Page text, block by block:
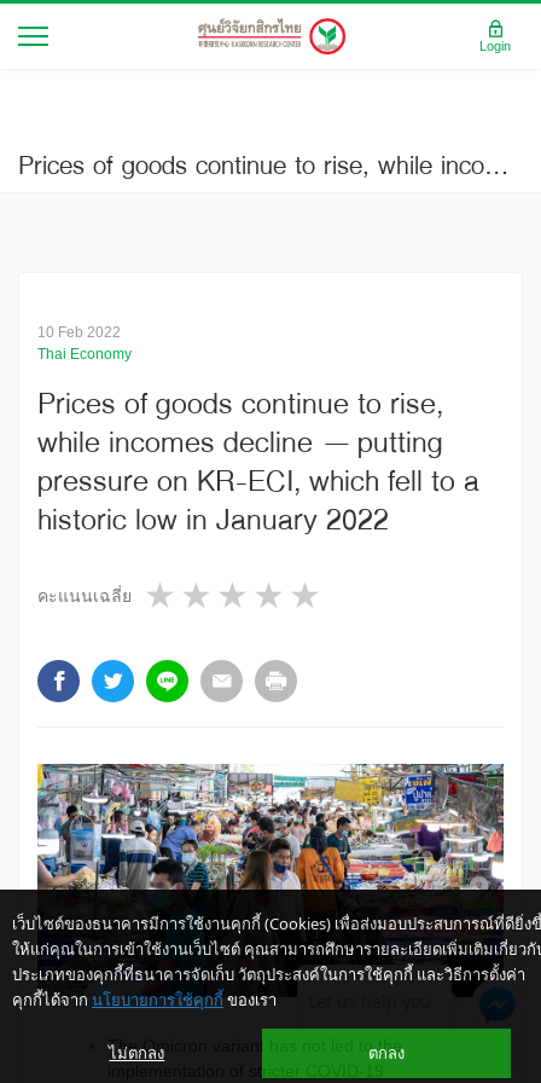
Prices of goods continue to rise, while incomes decline – putting pressure on KR-ECI, which fell to a historic low in January 2022
10 Feb 2022
Thai Economy
Prices of goods continue to rise,
while incomes decline – putting
pressure on KR-ECI, which fell to a
historic low in January 2022
คะแนนเฉลี่ย 4 stars
3 stars
2 stars
1 star
The Omicron variant has not led to the
เว็บไซต์ของธนาคารมีการใช้งานคุกกี้ (Cookies) เพื่อส่งมอบประสบการณ์ที่ดียิ่ง
ให้แก่คุณในการเข้าใช้งานเว็บไซต์ คุณสามารถศึกษารายละเอียดเพิ่มเติมเกี่ยวกั
ประเภทของคุกกี้ที่ธนาคารจัดเก็บ วัตถุประสงค์ในการใช้คุกกี้ และวิธีการตั้งค่า
คุกกี้ได้จาก นโยบายการใช้คุกกี้ ของเรา
ไม่ตกลง ตกลง
Login